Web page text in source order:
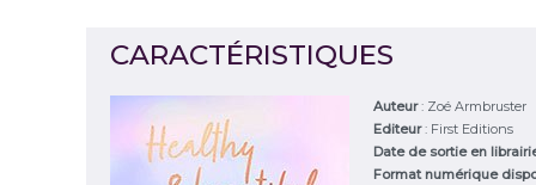
CARACTÉRISTIQUES
Auteur: Zoé Armbruster
Editeur: First Editions
Date de sortie en
Format numérique